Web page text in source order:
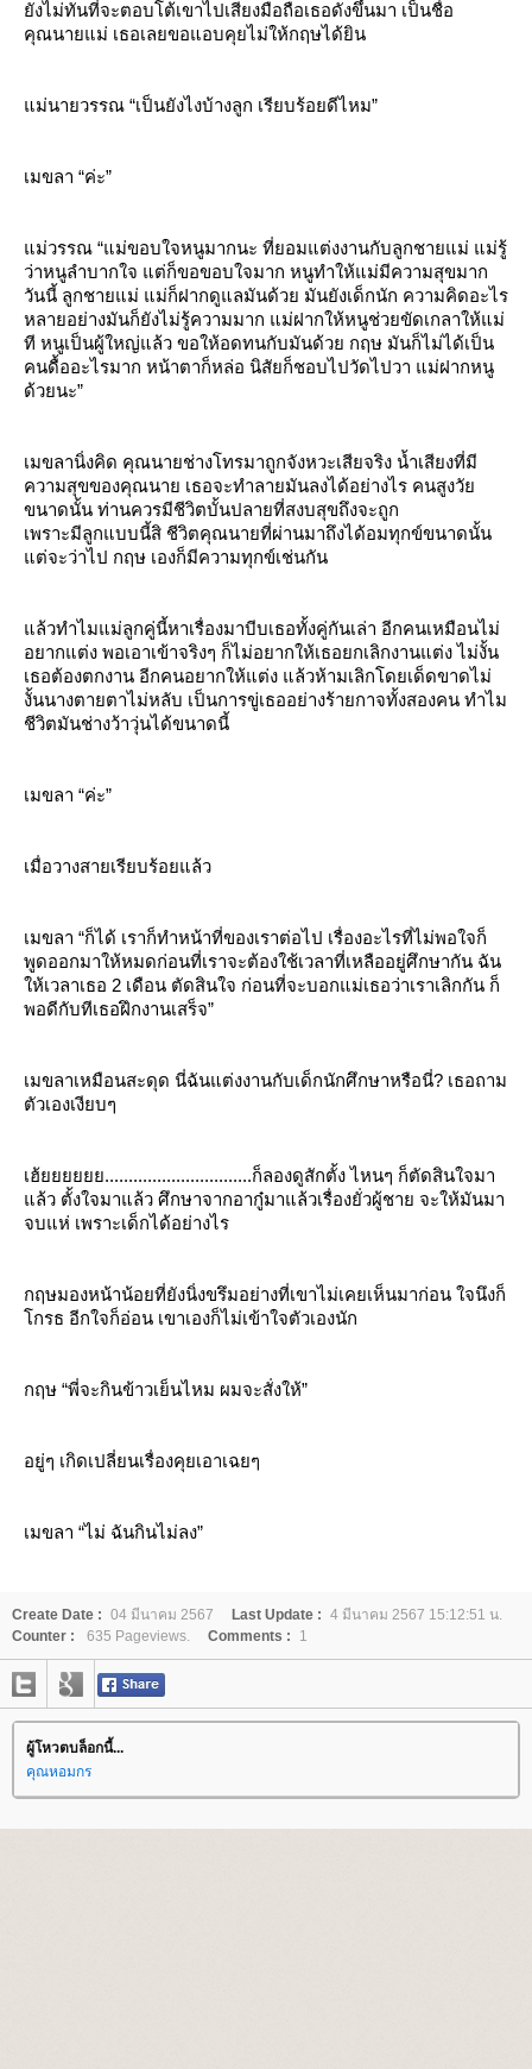
ังไม่ทันที่จะตอบโต้เขาไปเสียงมือถือเธอดังขึ้นมา เป็นชื่อ
คุณนายแม่ เธอเลยขอแอบคุยไม่ให้กฤษได้ยิน
ม่นายวรรณ “เป็นยังไงบ้างลูก เรียบร้อยดีไหม”
เมขลา “ค่ะ”
ม่วรรณ “แม่ขอบใจหนูมากนะ ที่ยอมแต่งงานกับลูกชายแม่ แม่รู้
ว่าหนูลำบากใจ แต่ก็ขอขอบใจมาก หนูทำให้แม่มีความสุขมาก
วันนี้ ลูกชายแม่ แม่ก็ฝากดูแลมันด้วย มันยังเด็กนัก ความคิดอะไร
หลายอย่างมันก็ยังไม่รู้ความมาก แม่ฝากให้หนูช่วยขัดเกลาให้แม่
ที หนูเป็นผู้ใหญ่แล้ว ขอให้อดทนกับมันด้วย กฤษ มันก็ไม่ได้เป็น
คนดื้ออะไรมาก หน้าตาก็หล่อ นิสัยก็ชอบไปวัดไปวา แม่ฝากหนู
ด้วยนะ”
เมขลานิ่งคิด คุณนายช่างโทรมาถูกจังหวะเสียจริง น้ำเสียงที่มี
ความสุขของคุณนาย เธอจะทำลายมันลงได้อย่างไร คนสูงวั
ขนาดนั้น ท่านควรมีชีวิตบั้นปลายที่สงบสุขถึงจะถูก
เพราะมีลูกแบบนี้สิ ชีวิตคุณนายที่ผ่านมาถึงได้อมทุกข์ขนาดนั้น
ต่จะว่าไป กฤษ เองก็มีความทุกข์เช่นกัน
ล้วทำไมแม่ลูกคู่นี้หาเรื่องมาบีบเธอทั้งคู่กันเล่า อีกคนเหมือนไม่
อยากแต่ง พอเอาเข้าจริงๆ ก็ไม่อยากให้เธอยกเลิกงานแต่ง ไม่งั้น
เธอต้องตกงาน อีกคนอยากให้แต่ง แล้วห้ามเลิกโดยเด็ดขาดไม่
งั้นนางตายตาไม่หลับ เป็นการขู่เธออย่างร้ายกาจทั้งสองคน ทำไม
ชีวิตมันช่างว้าวุ่นได้ขนาดนี้
เมขลา “ค่ะ”
เมื่อวางสายเรียบร้อยแล้ว
เมขลา “ก็ได้ เราก็ทำหน้าที่ของเราต่อไป เรื่องอะไรที่ไม่พอใจก็
พูดออกมาให้หมดก่อนที่เราจะต้องใช้เวลาที่เหลืออยู่ศึกษากัน ฉัน
ห้เวลาเธอ 2 เดือน ตัดสินใจ ก่อนที่จะบอกแม่เธอว่าเราเลิกกัน ก็
พอดีกับทีเธอฝึกงานเสร็จ”
เมขลาเหมือนสะดุด นี่ฉันแต่งงานกับเด็กนักศึกษาหรือนี่? เธอถาม
ตัวเองเงียบๆ
เฮ้ยยยยยย...............................ก็ลองดูสักตั้ง ไหนๆ ก็ตัดสินใจมา
ล้ว ตั้งใจมาแล้ว ศึกษาจากอากู๋มาแล้วเรื่องยั่วผู้ชาย จะให้มันมา
จบแห่ เพราะเด็กได้อย่างไร
กฤษมองหน้าน้อยที่ยังนิ่งขรึมอย่างที่เขาไม่เคยเห็นมาก่อน ใจนึงก็
กรธ อีกใจก็อ่อน เขาเองก็ไม่เข้าใจตัวเองนัก
กฤษ “พี่จะกินข้าวเย็นไหม ผมจะสั่งให้”
อยู่ๆ เกิดเปลี่ยนเรื่องคุยเอาเฉยๆ
เมขลา “ไม่ ฉันกินไม่ลง”
Create Date : 04 มีนาคม 2567 Last Update : 4 มีนาคม 2567 15:12:51 น.
Counter :
635 Pageviews. Comments : 1
ผู้โหวตบล็อกนี้...
คุณหอมกร